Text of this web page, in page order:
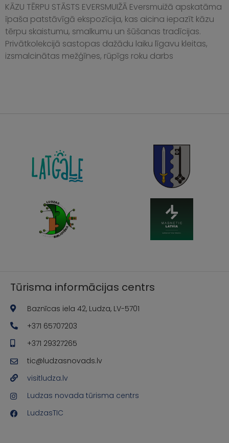
KĀZU TĒRPU STĀSTS EVERSMUIŽĀ Eversmuižā apskatāma
īpaša patstāvīgā ekspozīcija, kas aicina iepazīt kāzu
tērpu skaistumu, smalkumu un šūšanas tradīcijas.
Privātkolekcijā sastopas dažādu laiku līgavu kleitas,
izsmalcinātas mežģīnes, rūpīgs roku darbs
Tūrisma informācijas centrs
Baznīcas iela 42, Ludza, LV-5701
+371 65707203
+371 29327265
tic@ludzasnovads.lv
visitludza.lv
Ludzas novada tūrisma centrs
LudzasTIC